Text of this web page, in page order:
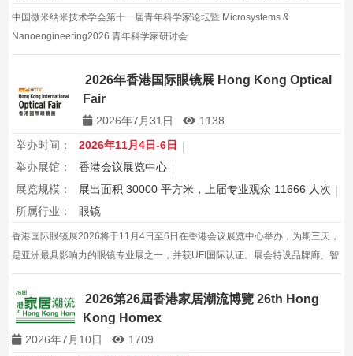
中国微米纳米技术学会第十一届青年科学家论坛暨 Microsystems &
Nanoengineering2026 青年科学家研讨会
2026年香港国际眼镜展 Hong Kong Optical
Fair
2026年7月31日
1138
举办时间：
2026年11月4日-6日
举办展馆：
香港会议展览中心
展览规模：
展出面积 30000 平方米，上届专业观众 11666 人次
所属行业：
眼镜
香港国际眼镜展2026将于11月4日至6日在香港会议展览中心举办，为期三天，
是亚洲最具影响力的眼镜专业展之一，并获UFI国际认证。展会特设品牌廊、智
能眼镜专区与多国展馆，汇聚全球视光产品供应商，并配套眼镜汇演与行业论
坛，为展商与买家创造高效的跨境商贸与合作机…
2026第26屆香港家居潮流博覽 26th Hong
Kong Homex
2026年7月10日
1709